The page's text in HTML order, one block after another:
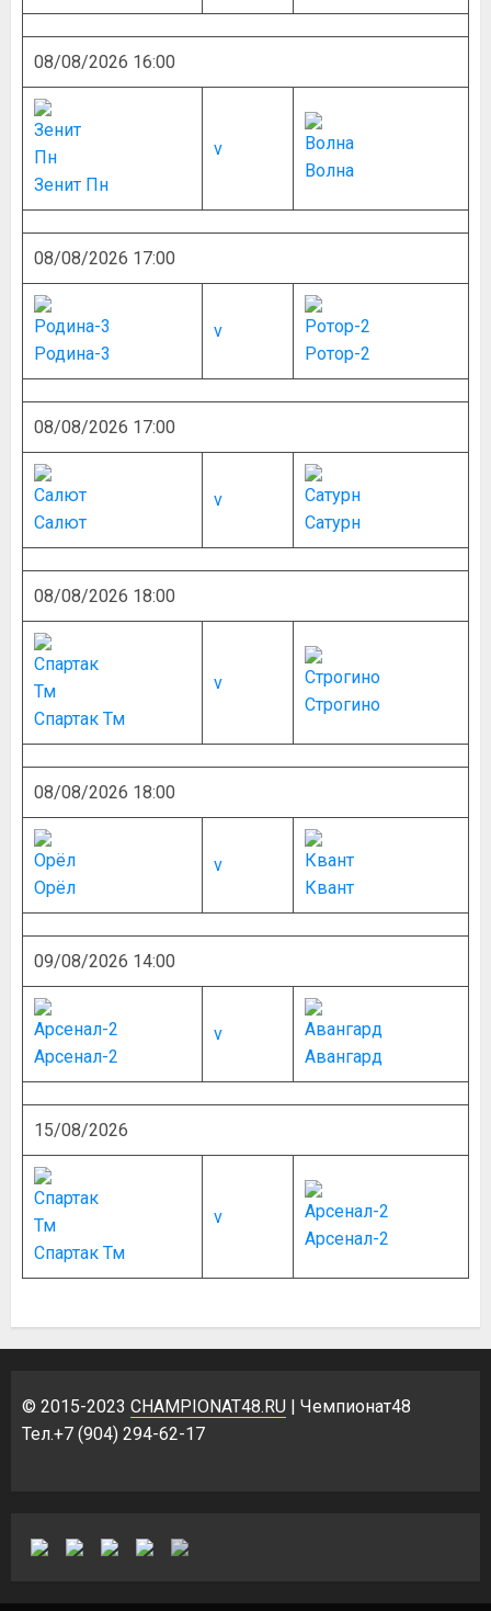
08/08/2026 16:00
Зенит Пн
v
Волна
08/08/2026 17:00
Родина-3
v
Ротор-2
08/08/2026 17:00
Салют
v
Сатурн
08/08/2026 18:00
Спартак Тм
v
Строгино
08/08/2026 18:00
Орёл
v
Квант
09/08/2026 14:00
Арсенал-2
v
Авангард
15/08/2026
Спартак Тм
v
Арсенал-2
© 2015-2023 CHAMPIONAT48.RU | Чемпионат48
Тел.+7 (904) 294-62-17